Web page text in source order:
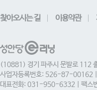
찾아오시는 길 이용약관
(10881) 경기 파주시 문발로 112
사업자등록번호: 526-87-00162 |
대표전화: 031-950-6332 | 팩